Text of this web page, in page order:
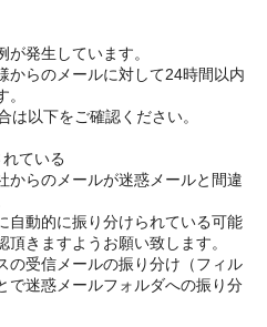
発生しています。
からのメールに対して24時間以内
は以下をご確認ください。
ている
からのメールが迷惑メールと間違
自動的に振り分けられている可能
きますようお願い致します。
の受信メールの振り分け（フィル
で迷惑メールフォルダへの振り分